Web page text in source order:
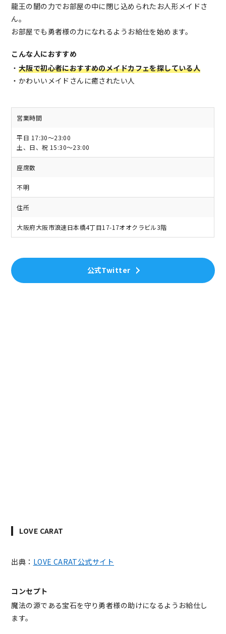
龍王の闇の力でお部屋の中に閉じ込められたお人形メイドさ
ん。
お部屋でも勇者様の力になれるようお給仕を始めます。
こんな人におすすめ
・ 大阪で初心者におすすめのメイドカフェを探している人
・かわいいメイドさんに癒されたい人
営業時間
平日 17:30～23:00
土、日、祝 15:30～23:00
座席数
不明
住所
大阪府大阪市浪速日本橋4丁目17-17オオクラビル3階
公式Twitter
LOVE CARAT
出典： LOVE CARAT公式サイト
コンセプト
魔法の源である宝石を守り勇者様の助けになるようお給仕し
ます。